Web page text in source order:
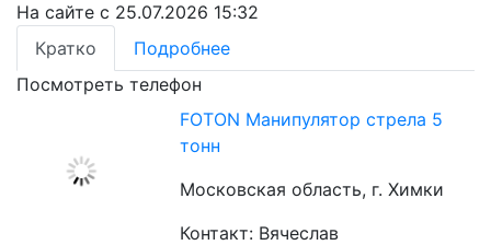
На сайте с 25.07.2026 15:32
Кратко
Подробнее
Посмотреть телефон
FOTON Манипулятор стрела 5
тонн
Московская область, г. Химки
Контакт: Вячеслав